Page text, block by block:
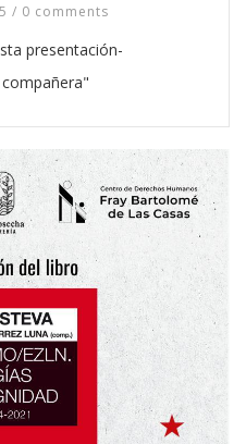
/ 0 comments
presentación-